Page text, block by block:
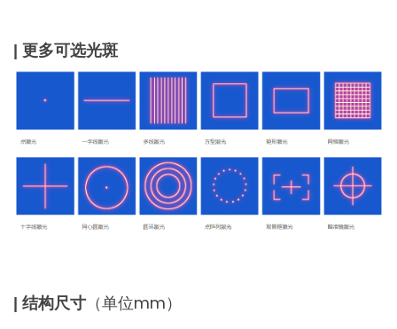
| 更多可选光斑
| 结构尺寸 （单位mm）